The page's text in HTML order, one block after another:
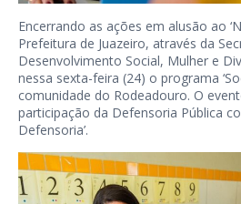
Encerrando as ações em alusão ao
Prefeitura de Juazeiro, através da
Desenvolvimento Social, Mulher e
nessa sexta-feira (24) o programa
comunidade do Rodeadouro. O
participação da Defensoria Pública
Defensoria’.